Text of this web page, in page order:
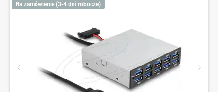
Na zamówienie (3-4 dni robocze)